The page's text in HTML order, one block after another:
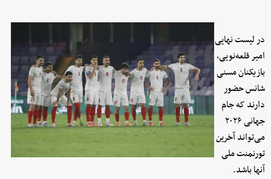
در لیست نهایی
امیر قلعه‌نویی،
بازیکنان مسنی
شانس حضور
دارند که جام
جهانی ۲۰۲۶
می‌تواند آخرین
تورنمنت ملی
آنها باشد.